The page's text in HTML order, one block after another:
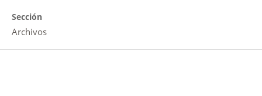
Sección
Archivos